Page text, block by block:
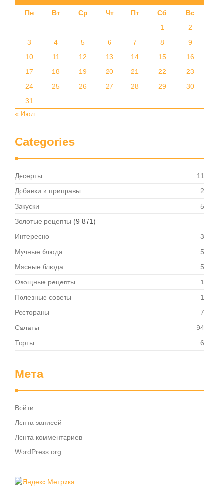
Пн Вт Ср Чт Пт Сб
Вс
1
2
3
4 5 6 7 8
9
10
11 12 13 14 15
16
17
18 19 20 21 22
23
24
25 26 27 28 29
30
31
« Июл
Categories
Десерты
11
Добавки и приправы
2
Закуски
5
Золотые рецепты (9 871)
Интересно
3
Мучные блюда
5
Мясные блюда
5
Овощные рецепты
1
Полезные советы
1
Рестораны
7
Салаты
94
Торты
6
Мета
Войти
Лента записей
Лента комментариев
WordPress.org